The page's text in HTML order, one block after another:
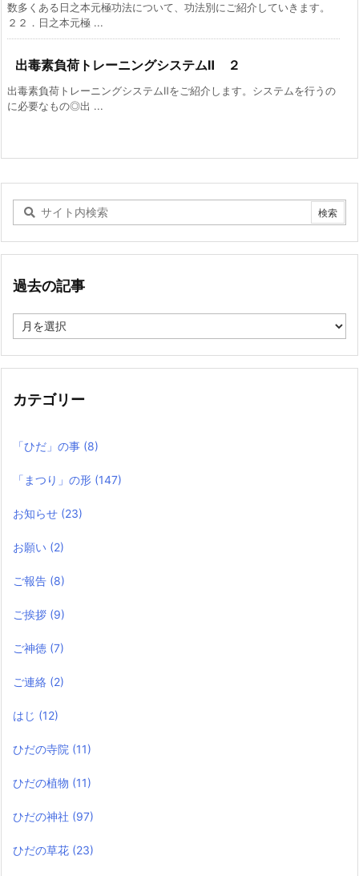
数多くある日之本元極功法について、功法別にご紹介していきます。
２２．日之本元極 ...
出毒素負荷トレーニングシステムⅡ ２
出毒素負荷トレーニングシステムⅡをご紹介します。システムを行うの
に必要なもの◎出 ...
過去の記事
去
記
カテゴリー
「ひだ」の事 (8)
「まつり」の形 (147)
お知らせ (23)
お願い (2)
ご報告 (8)
ご挨拶 (9)
ご神徳 (7)
ご連絡 (2)
はじ (12)
ひだの寺院 (11)
ひだの植物 (11)
ひだの神社 (97)
ひだの草花 (23)